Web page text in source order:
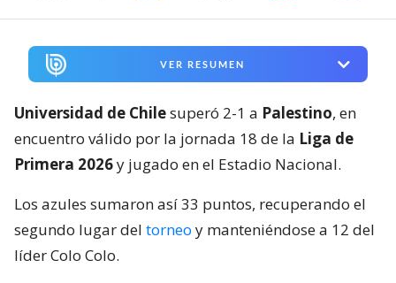
VER RESUMEN
Universidad de Chilesuperó 2-1 a Palestino, en
encuentro válido por la jornada 18 de la Liga de
Primera 2026y jugado en el Estadio Nacional.
Los azules sumaron así 33 puntos, recuperando el
segundo lugar del torneo y manteniéndose a 12 del
líder Colo Colo.